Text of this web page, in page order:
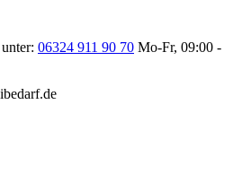
06324 911 90 70 Mo-Fr, 09:00 -